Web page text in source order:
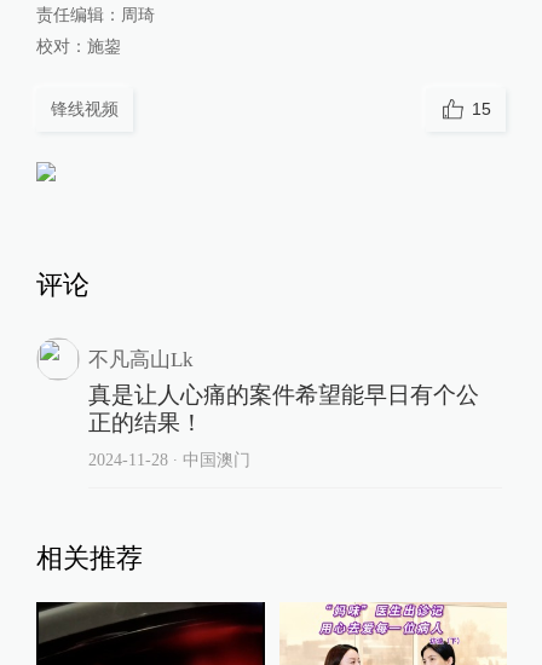
责任编辑： 周琦
校对： 施鋆
锋线视频 15
评论
不凡高山Lk
真是让人心痛的案件希望能早日有个公
正的结果！
2024-11-28∙ 中国澳门
相关推荐